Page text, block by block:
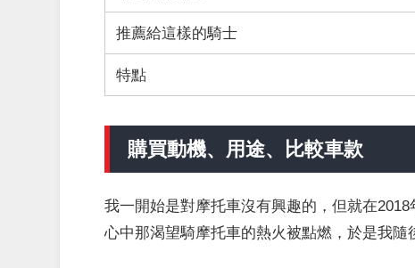
推薦給這樣的騎士
特點
購買動機、用途、比較車款
我一開始是對摩托車沒有興趣的，但就在
心中那渴望騎摩托車的熱火被點燃，於是我隨